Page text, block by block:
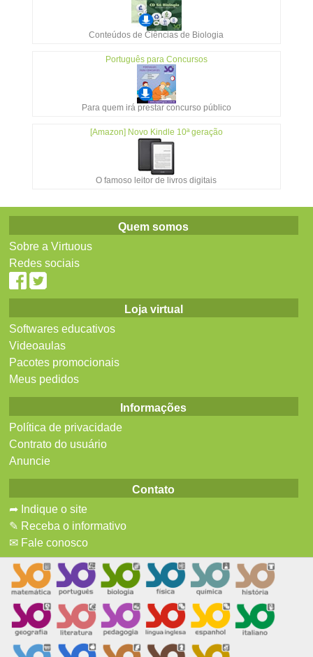
Conteúdos de Ciências de Biologia
Português para Concursos
Para quem irá prestar concurso público
[Amazon] Novo Kindle 10ª geração
O famoso leitor de livros digitais
Quem somos
Sobre a Virtuous
Redes sociais
Loja virtual
Softwares educativos
Videoaulas
Pacotes promocionais
Meus pedidos
Informações
Política de privacidade
Contrato do usuário
Anuncie
Contato
➦ Indique o site
✎ Receba o informativo
✉ Fale conosco